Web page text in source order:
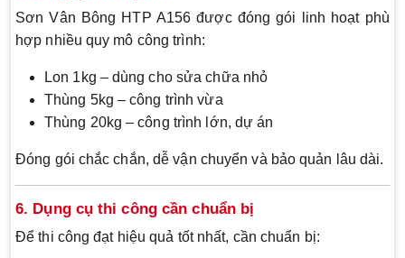
Sơn Vân Bông HTP A156 được đóng gói linh hoạt phù
hợp nhiều quy mô công trình:
Lon 1kg – dùng cho sửa chữa nhỏ
Thùng 5kg – công trình vừa
Thùng 20kg – công trình lớn, dự án
Đóng gói chắc chắn, dễ vận chuyển và bảo quản lâu dài.
6. Dụng cụ thi công cần chuẩn bị
Để thi công đạt hiệu quả tốt nhất, cần chuẩn bị: